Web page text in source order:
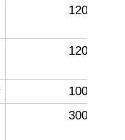
120
120
100
300